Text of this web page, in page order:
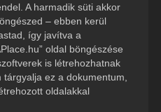
A harmadik süti akkor
– ebben kerül
így javítva a
oldal böngészése
is létrehozhatnak
ez a dokumentum,
oldalakkal